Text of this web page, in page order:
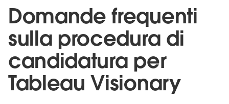
Domande frequenti
sulla procedura di
candidatura per
Tableau Visionary